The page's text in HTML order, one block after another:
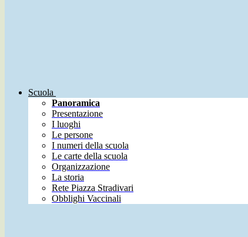
Scuola
Panoramica
Presentazione
I luoghi
Le persone
I numeri della scuola
Le carte della scuola
Organizzazione
La storia
Rete Piazza Stradivari
Obblighi Vaccinali